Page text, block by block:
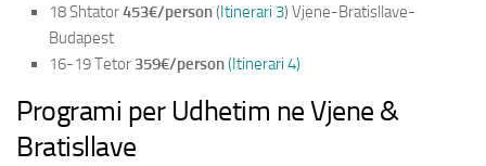
18 Shtator453€/person(Itinerari 3) Vjene-Bratisllave-
Budapest
16-19 Tetor 359€/person(Itinerari 4)
Programi per Udhetim ne Vjene &
Bratisllave